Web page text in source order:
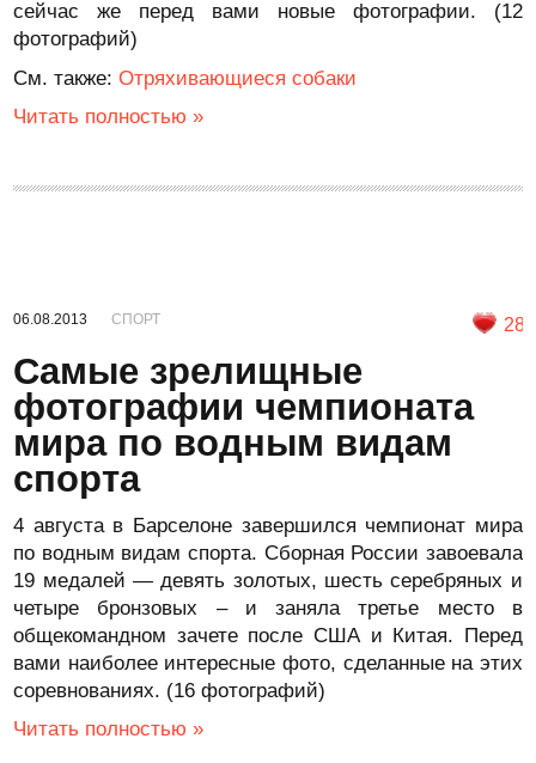
сейчас же перед вами новые фотографии. (12
фотографий)
См. также:Отряхивающиеся собаки
Читать полностью »
06.08.2013 СПОРТ 28
Самые зрелищные
фотографии чемпионата
мира по водным видам
спорта
4 августа в Барселоне завершился чемпионат мира
по водным видам спорта. Сборная России завоевала
19 медалей — девять золотых, шесть серебряных и
четыре бронзовых – и заняла третье место в
общекомандном зачете после США и Китая. Перед
вами наиболее интересные фото, сделанные на этих
соревнованиях. (16 фотографий)
Читать полностью »